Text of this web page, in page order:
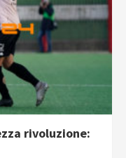
rivoluzione: